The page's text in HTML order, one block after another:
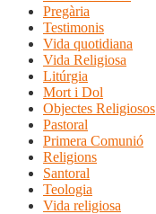
Pregària
Testimonis
Vida quotidiana
Vida Religiosa
Litúrgia
Mort i Dol
Objectes Religiosos
Pastoral
Primera Comunió
Religions
Santoral
Teologia
Vida religiosa